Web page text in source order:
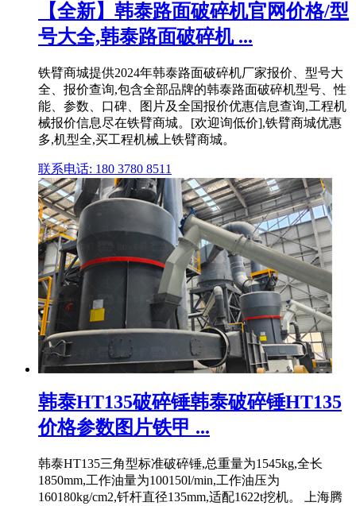
【全新】韩泰路面破碎机官网价格/型
号大全,韩泰路面破碎机 ...
铁臂商城提供2024年韩泰路面破碎机厂家报价、型号大
全、报价查询,包含全部品牌的韩泰路面破碎机型号、性
能、参数、口碑、图片及全国报价优惠信息查询,工程机
械报价信息尽在铁臂商城。[欢迎询低价],铁臂商城优惠
多,机型全,买工程机械上铁臂商城。
联系电话: 180 3780 8511
韩泰HT135破碎锤韩泰破碎锤HT135
价格参数图片铁甲 ...
韩泰HT135三角型标准破碎锤,总重量为1545kg,全长
1850mm,工作油量为100150l/min,工作油压为
160180kg/cm2,钎杆直径135mm,适配1622t挖机。 上海腾